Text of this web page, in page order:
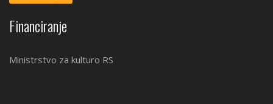
Financiranje
Ministrstvo za kulturo RS